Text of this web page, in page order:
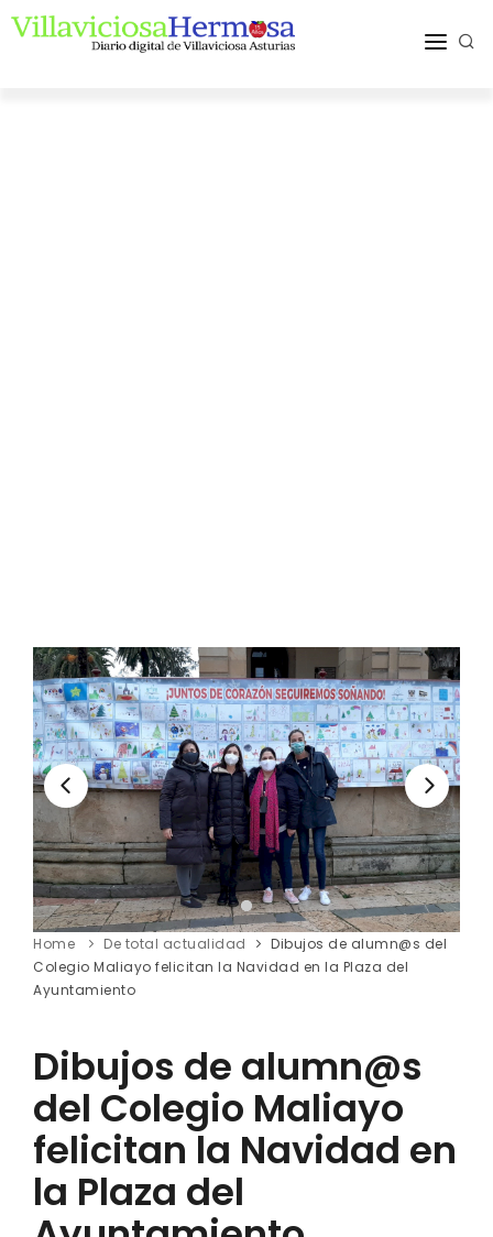
Home De total actualidad
Dibujos de alumn@s del
Colegio Maliayo felicitan la Navidad en la Plaza del
Ayuntamiento
Dibujos de alumn@s
del Colegio Maliayo
felicitan la Navidad en
la Plaza del